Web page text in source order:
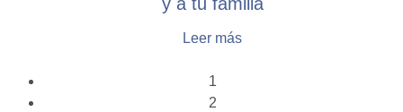
Leer más
1
2